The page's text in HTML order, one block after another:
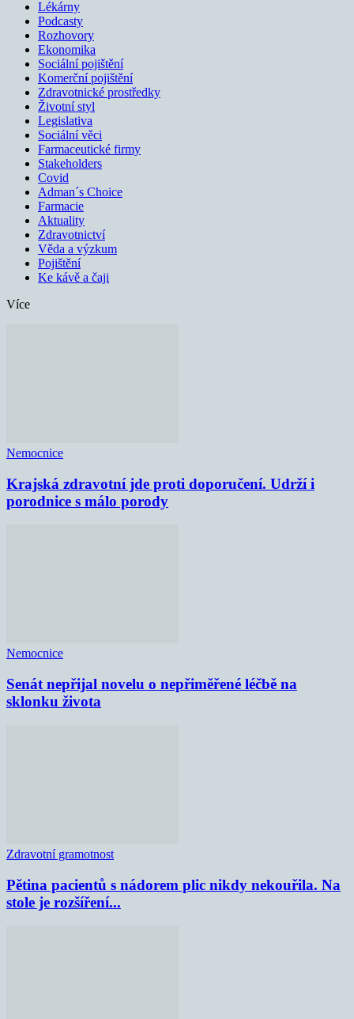
Lékárny
Podcasty
Rozhovory
Ekonomika
Sociální pojištění
Komerční pojištění
Zdravotnické prostředky
Životní styl
Legislativa
Sociální věci
Farmaceutické firmy
Stakeholders
Covid
Adman´s Choice
Farmacie
Aktuality
Zdravotnictví
Věda a výzkum
Pojištění
Ke kávě a čaji
Více
Nemocnice
Krajská zdravotní jde proti doporučení. Udrží i
porodnice s málo porody
Nemocnice
Senát nepřijal novelu o nepřiměřené léčbě na
sklonku života
Zdravotní gramotnost
Pětina pacientů s nádorem plic nikdy nekouřila. Na
stole je rozšíření...